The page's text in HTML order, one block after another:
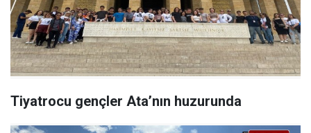
Tiyatrocu gençler Ata’nın huzurunda